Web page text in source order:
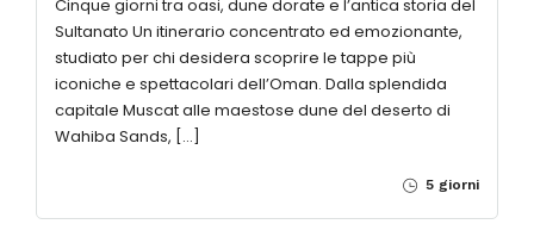
Cinque giorni tra oasi, dune dorate e l’antica storia del
Sultanato Un itinerario concentrato ed emozionante,
studiato per chi desidera scoprire le tappe più
iconiche e spettacolari dell’Oman. Dalla splendida
capitale Muscat alle maestose dune del deserto di
Wahiba Sands, […]
5 giorni